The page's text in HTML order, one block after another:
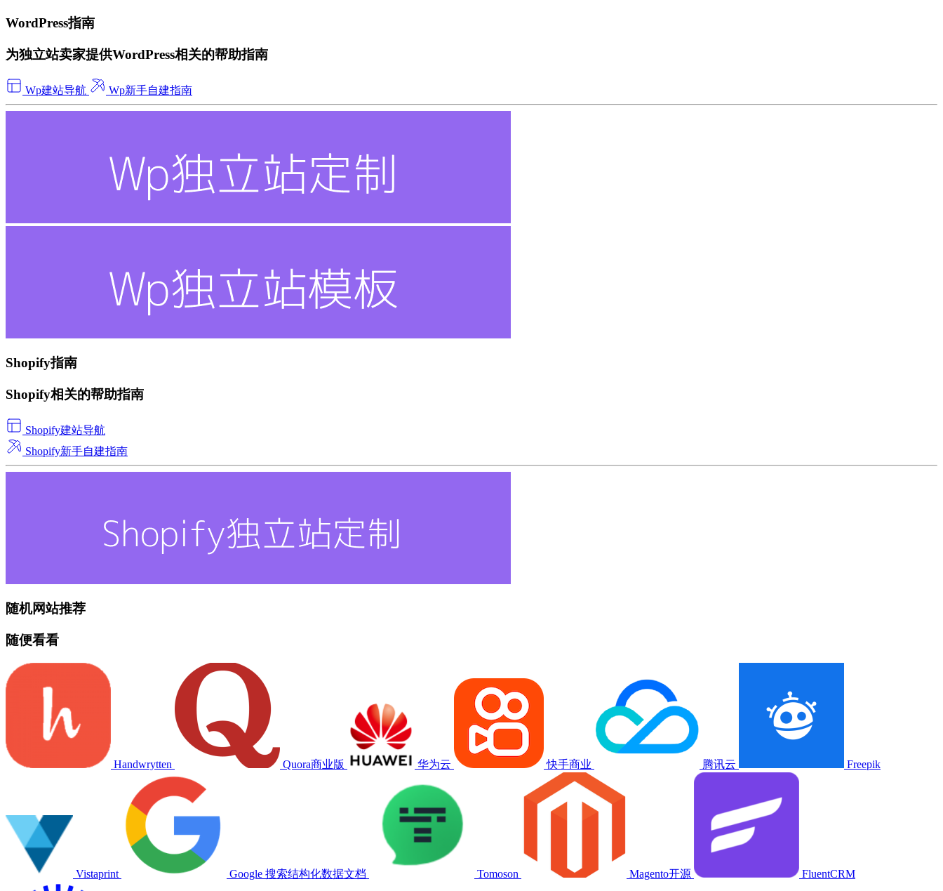
WordPress指南
为独立站卖家提供WordPress相关的帮助指南
Wp建站导航 Wp新手自建指南
Shopify指南
Shopify相关的帮助指南
Shopify建站导航
Shopify新手自建指南
随机网站推荐
随便看看
Handwrytten Quora商业版 华为云 快手商业 腾讯云 Freepik
Vistaprint Google 搜索结构化数据文档 Tomoson Magento开源 FluentCRM